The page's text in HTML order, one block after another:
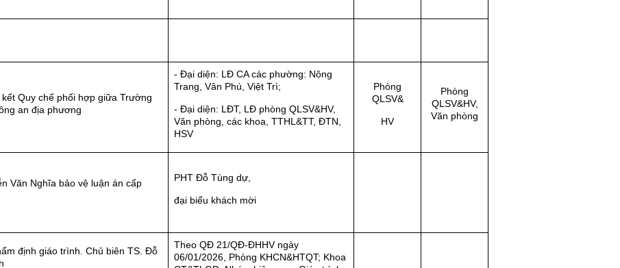
kết Quy chế phối hợp giữa Trường
an địa phương
- Đại diện: LĐ CA các phường: Nông
Trang, Vân Phú, Việt Trì;
- Đại diện: LĐT, LĐ phòng QLSV&HV,
Văn phòng, các khoa, TTHL&TT, ĐTN,
HSV
Phòng
QLSV&
HV
Phòng
QLSV&HV,
Văn phòng
Văn Nghĩa bảo vệ luận án cấp
PHT Đỗ Tùng dự,
đại biểu khách mời
định giáo trình. Chủ biên TS. Đỗ
Theo QĐ 21/QĐ-ĐHHV ngày
06/01/2026, Phòng KHCN&HTQT; Khoa